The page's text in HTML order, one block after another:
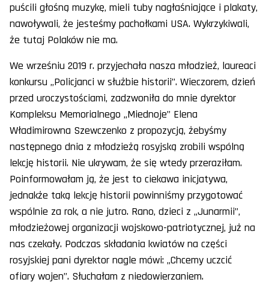
puścili głośną muzykę, mieli tuby nagłaśniające i plakaty,
nawoływali, że jesteśmy pachołkami USA. Wykrzykiwali,
że tutaj Polaków nie ma.
We wrześniu 2019 r. przyjechała nasza młodzież, laureaci
konkursu „Policjanci w służbie historii”. Wieczorem, dzień
przed uroczystościami, zadzwoniła do mnie dyrektor
Kompleksu Memorialnego „Miednoje” Elena
Władimirowna Szewczenko z propozycją, żebyśmy
następnego dnia z młodzieżą rosyjską zrobili wspólną
lekcję historii. Nie ukrywam, że się wtedy przeraziłam.
Poinformowałam ją, że jest to ciekawa inicjatywa,
jednakże taką lekcję historii powinniśmy przygotować
wspólnie za rok, a nie jutro. Rano, dzieci z „Junarmii”,
młodzieżowej organizacji wojskowo-patriotycznej, już na
nas czekały. Podczas składania kwiatów na części
rosyjskiej pani dyrektor nagle mówi: „Chcemy uczcić
ofiary wojen”. Słuchałam z niedowierzaniem.